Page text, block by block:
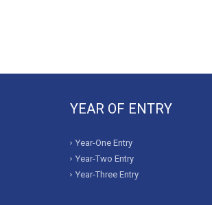
YEAR OF ENTRY
Year-One Entry
Year-Two Entry
Year-Three Entry